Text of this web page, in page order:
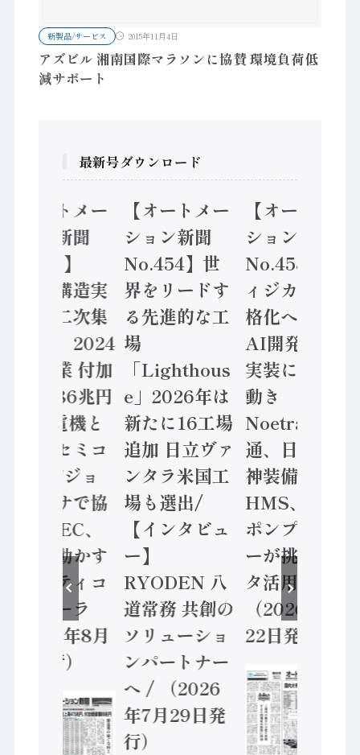
新製品/サービス 2015年11月4日
アズビル 湘南国際マラソンに協賛 環境負荷低
減サポート
最新号ダウンロード
【オートメー
ション新聞
No.455】
「経済構造実
態調査二次集
計結果」2024
年製造業 付加
価値額86兆円
/ 三菱電機と
ソニーセミコ
ン AIビジョ
ンセンサで協
業 / IDEC、
安全に動かす
セーフティコ
ントローラ
（2026年8月
5日発行）
【オートメー
ション新聞
No.454】世
界をリードす
る先進的な工
場
「Lighthous
e」2026年は
新たに16工場
追加 日立ヴァ
ンタラ米国工
場も選出/
【インタビュ
ー】
RYODEN 八
道常務 共創の
ソリューショ
ンパートナー
へ / （2026
年7月29日発
行）
【オートメー
ション新聞
No.453】フ
ィジカルAI本
格化へ 国産
AI開発や社会
実装に活発な
動き
Noetra、富士
通、日立 / 兵
神装備 ×
HMS、老舗
ポンプメーカ
ーが挑むデー
タ活用 など
（2026年7月
22日発行）